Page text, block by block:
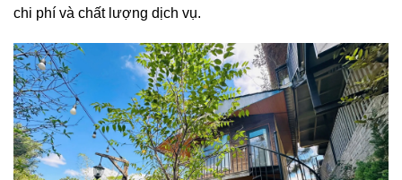
chi phí và chất lượng dịch vụ.